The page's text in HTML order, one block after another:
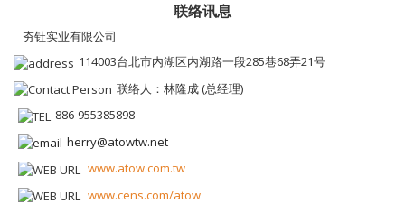
联络讯息
夯钍实业有限公司
114003台北市内湖区内湖路一段285巷68弄21号
联络人：林隆成 (总经理)
886-955385898
herry@atowtw.net
www.atow.com.tw
www.cens.com/atow